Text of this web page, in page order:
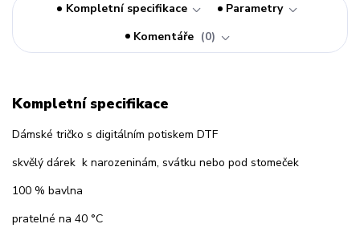
Kompletní specifikace
Parametry
Komentáře
0
Kompletní specifikace
Dámské tričko s digitálním potiskem DTF
skvělý dárek k narozeninám, svátku nebo pod stomeček
100 % bavlna
pratelné na 40 °C